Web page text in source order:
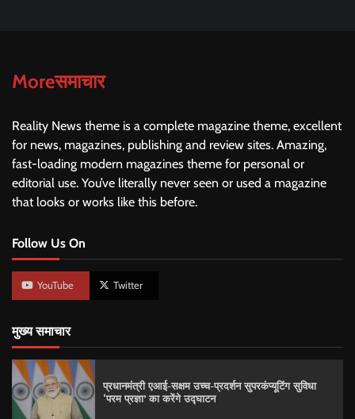
Moreसमाचार
Reality News theme is a complete magazine theme, excellent
for news, magazines, publishing and review sites. Amazing,
fast-loading modern magazines theme for personal or
editorial use. You’ve literally never seen or used a magazine
that looks or works like this before.
Follow Us On
YouTube Twitter
मुख्य समाचार
प्रधानमंत्री एआई-सक्षम उच्च-प्रदर्शन सुपरकंप्यूटिंग सुविधा
‘परम प्रज्ञा’ का करेंगे उद्घाटन